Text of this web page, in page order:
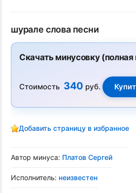
шурале слова песни
Скачать минусовку (полная
Стоимость 340 руб.
Добавить страницу в избранное
Автор минуса: Платов Сергей
Исполнитель: неизвестен